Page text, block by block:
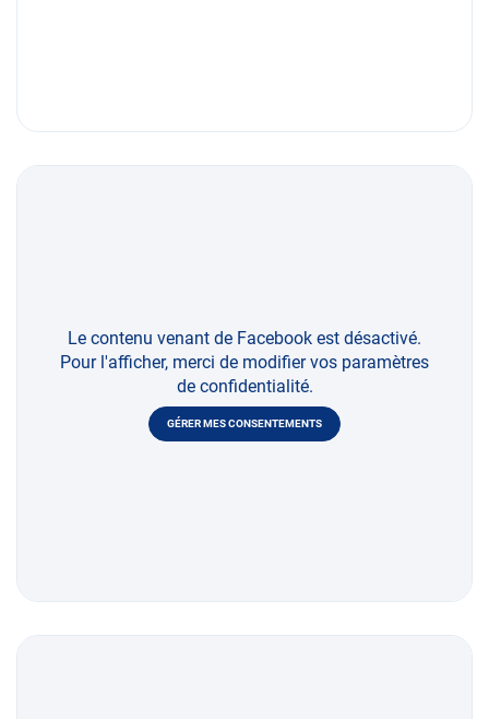
Le contenu venant de Facebook est désactivé.
Pour l'afficher, merci de modifier vos paramètres
de confidentialité.
GÉRER MES CONSENTEMENTS